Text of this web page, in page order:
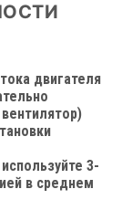
двигателя
3-
в среднем